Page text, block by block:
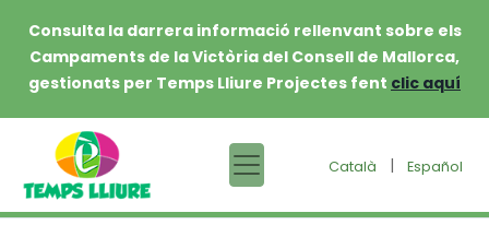
Consulta la darrera informació rellenvant sobre els
Campaments de la Victòria del Consell de Mallorca,
gestionats per Temps Lliure Projectes fent clic aquí
Català | Español